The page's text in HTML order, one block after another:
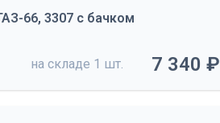
66, 3307 с бачком
на складе 1 шт. 7 340 ₽